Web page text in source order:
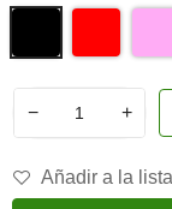
− +
Añadir a la